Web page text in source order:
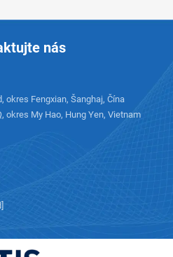
nás
okres Fengxian, Šanghaj, Čína
okres My Hao, Hung Yen, Vietnam